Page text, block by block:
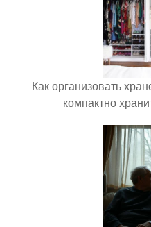
Как организовать
компактно